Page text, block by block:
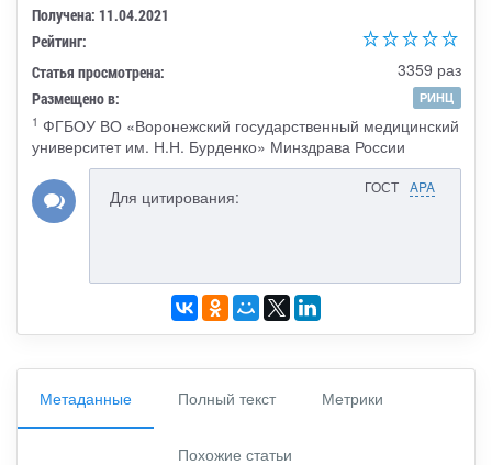
Получена: 11.04.2021
Рейтинг:
Статья просмотрена:
3359 раз
Размещено в:
РИНЦ
1 ФГБОУ ВО «Воронежский государственный медицинский
университет им. Н.Н. Бурденко» Минздрава России
ГОСТ APA
Для цитирования:
Метаданные Полный текст Метрики
Похожие статьи